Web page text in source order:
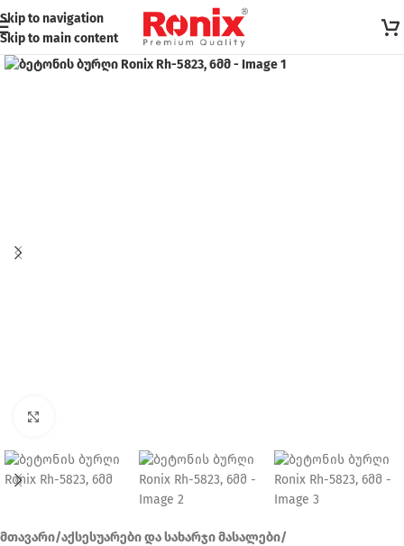
Skip to navigation
Skip to main content
მთავარი/აქსესუარები და სახარჯი მასალები/